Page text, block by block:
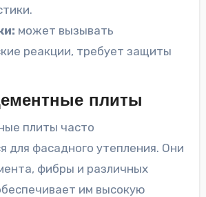
может вызывать
реакции, требует защиты
плиты
плиты часто
для фасадного утепления. Они
фибры и различных
им высокую